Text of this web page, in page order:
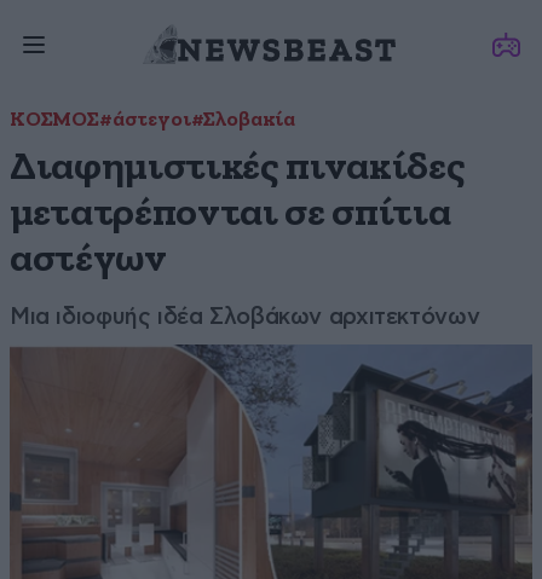
ΚΟΣΜΟΣ#άστεγοι#Σλοβακία
Διαφημιστικές πινακίδες
μετατρέπονται σε σπίτια
αστέγων
Μια ιδιοφυής ιδέα Σλοβάκων αρχιτεκτόνων